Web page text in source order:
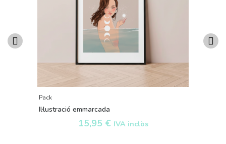
Pack
Il·lustració emmarcada
15,95 € IVA inclòs